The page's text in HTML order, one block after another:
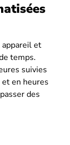
appareil et
temps.
suivies
en heures
des